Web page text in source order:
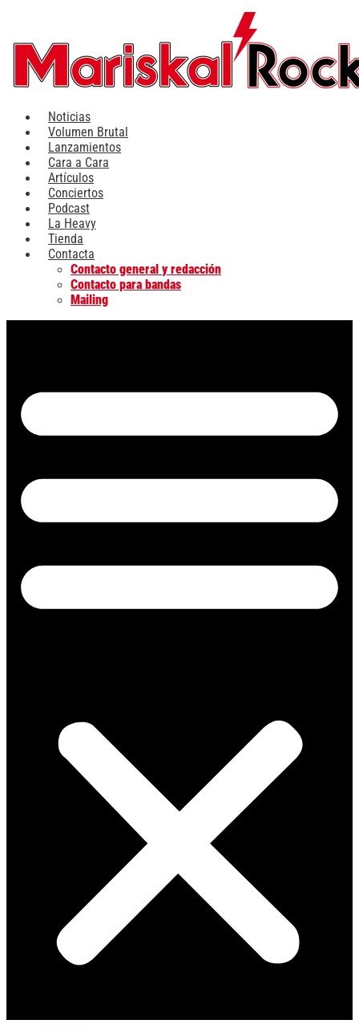
contenido
Noticias
Volumen Brutal
Lanzamientos
Cara a Cara
Artículos
Conciertos
Podcast
La Heavy
Tienda
Contacta
Contacto general y redacción
Contacto para bandas
Mailing